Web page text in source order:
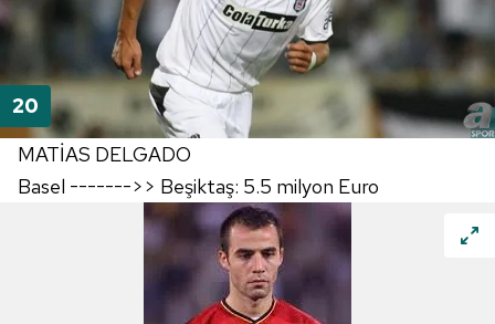
MATİAS DELGADO
Basel ------->> Beşiktaş: 5.5 milyon Euro